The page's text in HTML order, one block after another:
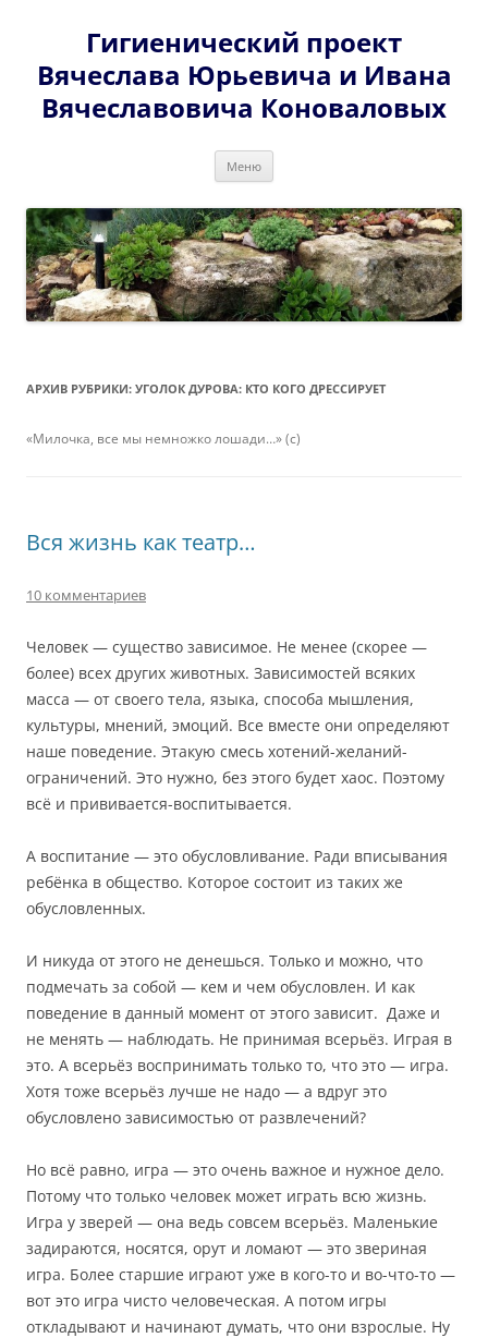
содержимомуГигиенический проект
Вячеслава Юрьевича и Ивана
Вячеславовича Коноваловых
Меню
АРХИВ РУБРИКИ: УГОЛОК ДУРОВА: КТО КОГО ДРЕССИРУЕТ
«Милочка, все мы немножко лошади…» (с)
Вся жизнь как театр…
10 комментариев
Человек — существо зависимое. Не менее (скорее —
более) всех других животных. Зависимостей всяких
масса — от своего тела, языка, способа мышления,
культуры, мнений, эмоций. Все вместе они определяют
наше поведение. Этакую смесь хотений-желаний-
ограничений. Это нужно, без этого будет хаос. Поэтому
всё и прививается-воспитывается.
А воспитание — это обусловливание. Ради вписывания
ребёнка в общество. Которое состоит из таких же
обусловленных.
И никуда от этого не денешься. Только и можно, что
подмечать за собой — кем и чем обусловлен. И как
поведение в данный момент от этого зависит. Даже и
не менять — наблюдать. Не принимая всерьёз. Играя в
это. А всерьёз воспринимать только то, что это — игра.
Хотя тоже всерьёз лучше не надо — а вдруг это
обусловлено зависимостью от развлечений?
Но всё равно, игра — это очень важное и нужное дело.
Потому что только человек может играть всю жизнь.
Игра у зверей — она ведь совсем всерьёз. Маленькие
задираются, носятся, орут и ломают — это звериная
игра. Более старшие играют уже в кого-то и во-что-то —
вот это игра чисто человеческая. А потом игры
откладывают и начинают думать, что они взрослые. Ну